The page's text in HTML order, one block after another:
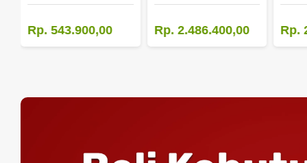
Rp. 543.900,00 Rp. 2.486.400,00 Rp.